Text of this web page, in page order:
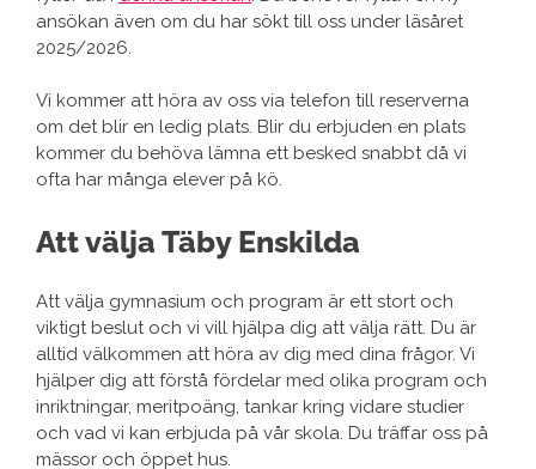
ansökan även om du har sökt till oss under läsåret
2025/2026.
Vi kommer att höra av oss via telefon till reserverna
om det blir en ledig plats. Blir du erbjuden en plats
kommer du behöva lämna ett besked snabbt då vi
ofta har många elever på kö.
Att välja Täby Enskilda
Att välja gymnasium och program är ett stort och
viktigt beslut och vi vill hjälpa dig att välja rätt. Du är
alltid välkommen att höra av dig med dina frågor. Vi
hjälper dig att förstå fördelar med olika program och
inriktningar, meritpoäng, tankar kring vidare studier
och vad vi kan erbjuda på vår skola. Du träffar oss på
mässor och öppet hus.